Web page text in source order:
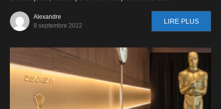
Alexandre
8 septembre 2022
LIRE PLUS